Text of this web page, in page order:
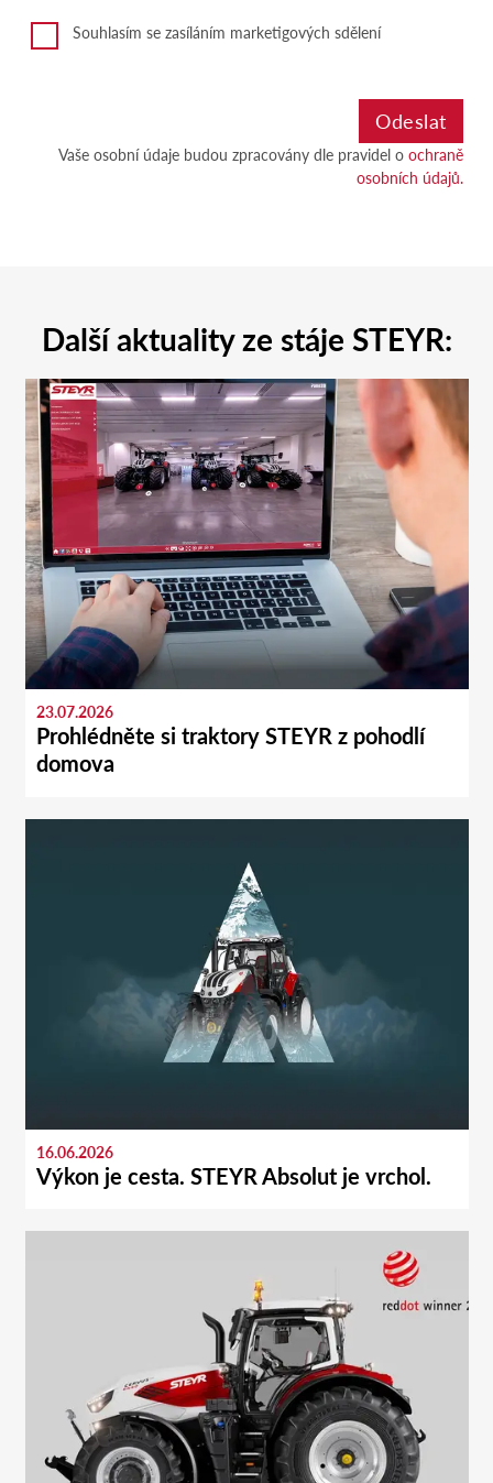
Souhlasím se zasíláním marketigových sdělení
Vaše osobní údaje budou zpracovány dle pravidel o ochraně
osobních údajů.
Další aktuality ze stáje STEYR:
23.07.2026
Prohlédněte si traktory STEYR z pohodlí
domova
16.06.2026
Výkon je cesta. STEYR Absolut je vrchol.